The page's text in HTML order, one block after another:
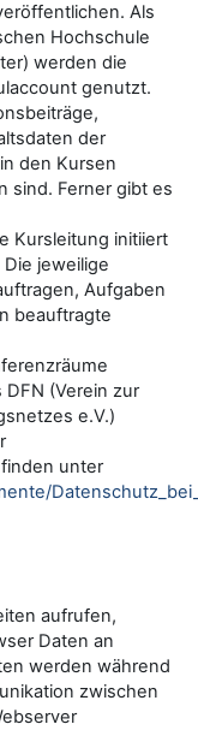
Als
Hochschule
werden die
genutzt.
der
den Kursen
sind. Ferner gibt es
Kursleitung initiiert
jeweilige
Aufgaben
beauftragte
(Verein zur
e.V.)
unter
aufrufen,
Daten an
werden während
zwischen